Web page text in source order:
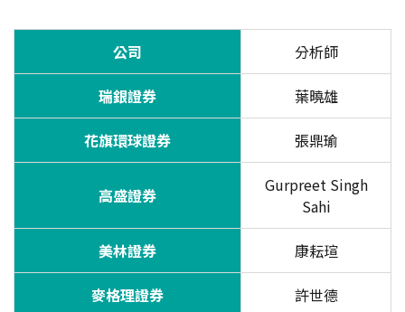
公司 分析師
瑞銀證券 葉曉雄
花旗環球證券 張鼎瑜
高盛證券
Gurpreet Singh
Sahi
美林證券 康耘瑄
麥格理證券 許世德